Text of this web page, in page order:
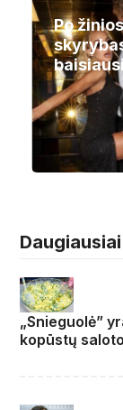
Po
„Snieguolė”
kopūstų